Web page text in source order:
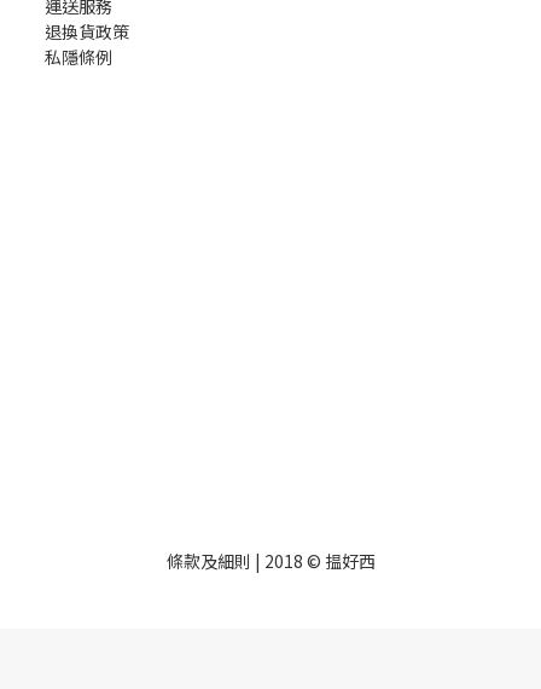
運送服務
退換貨政策
私隱條例
條款及細則 | 2018 © 揾好西